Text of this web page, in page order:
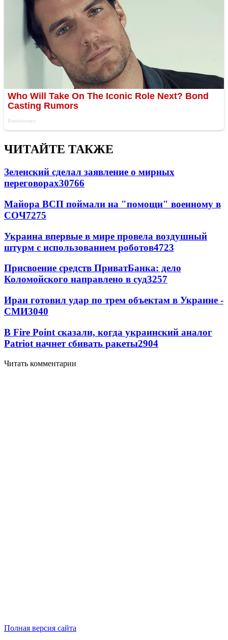
ЧИТАЙТЕ ТАКЖЕ
Зеленский сделал заявление о мирных
переговорах30766
Майора ВСП поймали на "помощи" военному в
СОЧ7275
Украина впервые в мире провела воздушный
штурм с использованием роботов4723
Присвоение средств ПриватБанка: дело
Коломойского направлено в суд3257
Иран готовил удар по трем объектам в Украине -
СМИ3040
В Fire Point сказали, когда украинский аналог
Patriot начнет сбивать ракеты2904
Читать комментарии
Полная версия сайта